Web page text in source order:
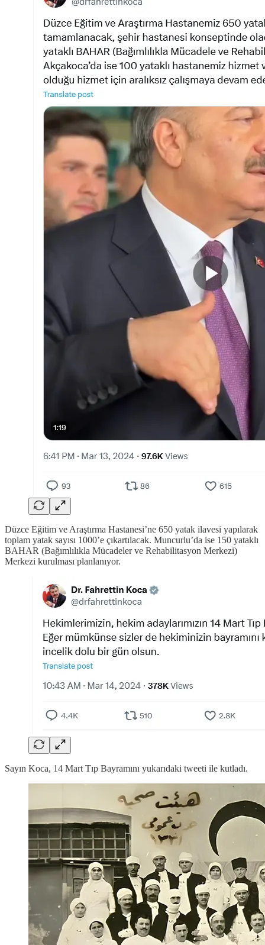
Düzce Eğitim ve Araştırma Hastanesi’ne 650 yatak ilavesi yapılarak
toplam yatak sayısı 1000’e çıkartılacak. Muncurlu’da ise 150 yataklı
BAHAR (Bağımlılıkla Mücadeler ve Rehabilitasyon Merkezi)
Merkezi kurulması planlanıyor.
Sayın Koca, 14 Mart Tıp Bayramını yukarıdaki tweeti ile kutladı.